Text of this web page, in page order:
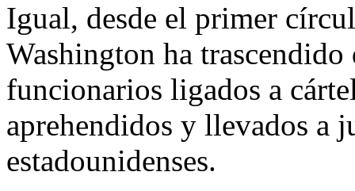
Igual, desde el primer
Washington ha
funcionarios ligados a
aprehendidos y llevados a
estadounidenses.